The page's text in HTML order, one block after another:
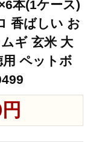
本(1ケース)
香ばしい お
ギ 玄米 大
ペットボ